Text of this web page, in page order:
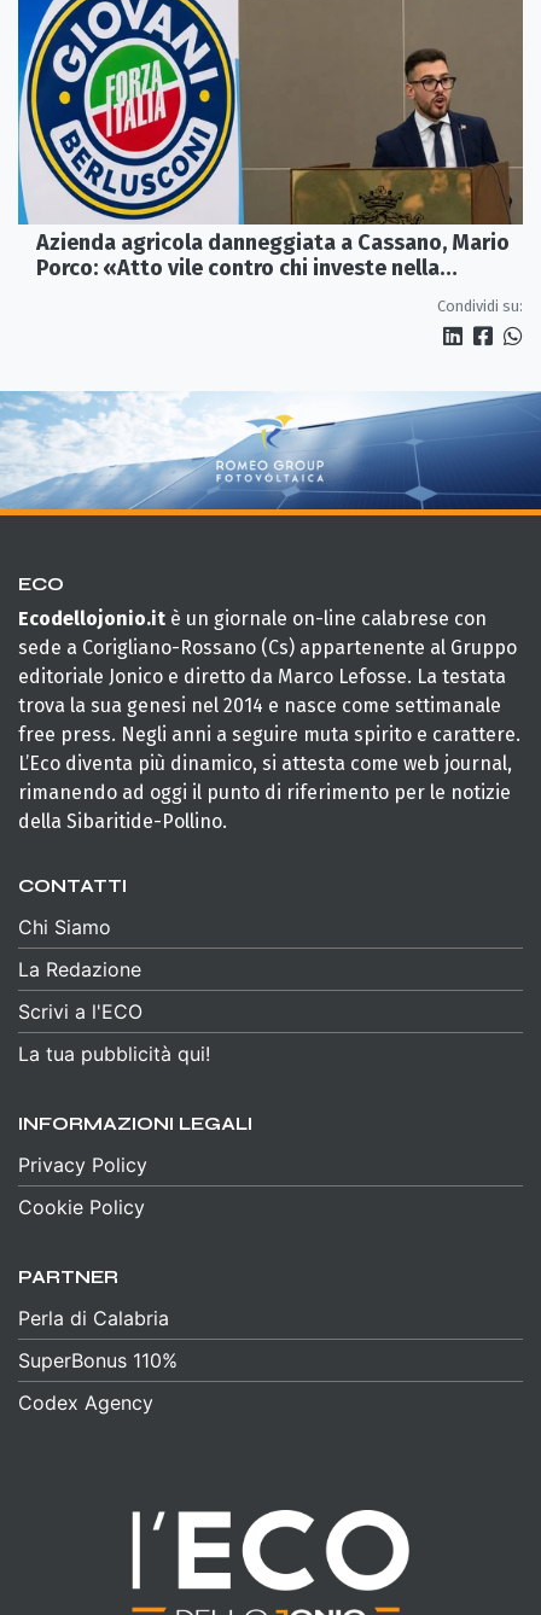
Azienda agricola danneggiata a Cassano, Mario
Porco: «Atto vile contro chi investe nella
Condividi su:
ECO
Ecodellojonio.it è un giornale on-line calabrese con
sede a Corigliano-Rossano (Cs) appartenente al Gruppo
editoriale Jonico e diretto da Marco Lefosse. La testata
trova la sua genesi nel 2014 e nasce come settimanale
free press. Negli anni a seguire muta spirito e carattere.
L’Eco diventa più dinamico, si attesta come web journal,
rimanendo ad oggi il punto di riferimento per le notizie
della Sibaritide-Pollino.
CONTATTI
Chi Siamo
La Redazione
Scrivi a l'ECO
La tua pubblicità qui!
INFORMAZIONI LEGALI
Privacy Policy
Cookie Policy
PARTNER
Perla di Calabria
SuperBonus 110%
Codex Agency